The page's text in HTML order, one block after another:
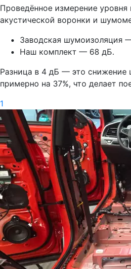
Проведённое измерение
акустической воронки и
Заводская шумоизоляция
Наш комплект — 68 дБ.
Разница в 4 дБ — это снижение
примерно на 37%, что делает
1